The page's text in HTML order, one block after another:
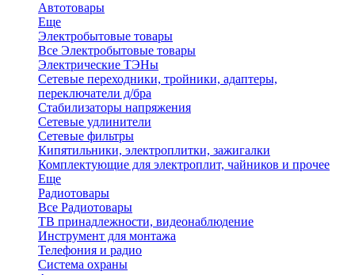
Автотовары
Еще
Электробытовые товары
Все Электробытовые товары
Электрические ТЭНы
Сетевые переходники, тройники, адаптеры,
переключатели д/бра
Стабилизаторы напряжения
Сетевые удлинители
Сетевые фильтры
Кипятильники, электроплитки, зажигалки
Комплектующие для электроплит, чайников и прочее
Еще
Радиотовары
Все Радиотовары
ТВ принадлежности, видеонаблюдение
Инструмент для монтажа
Телефония и радио
Система охраны